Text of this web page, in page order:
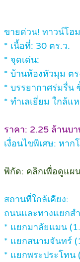
ขายด่วน! ทาวน์โฮ
* เนื้อที่: 30 ตร.ว.
* จุดเด่น:
* บ้านห้องหัวมุม ต
* บรรยากาศร่มรื่น
* ทำเลเยี่ยม ใกล้แ
ราคา: 2.25 ล้านบ
เงื่อนไขพิเศษ: หา
พิกัด: คลิกเพื่อดูแผ
สถานที่ใกล้เคียง:
ถนนและทางแยกส
* แยกมาลัยแมน
* แยกสนามจันทร์
* แยกพระประโทน